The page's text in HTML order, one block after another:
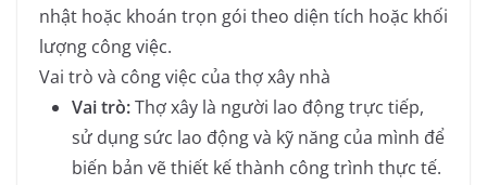
nhật hoặc khoán trọn gói theo diện tích hoặc khối
lượng công việc.
Vai trò và công việc của thợ xây nhà
Vai trò:Thợ xây là người lao động trực tiếp,
sử dụng sức lao động và kỹ năng của mình để
biến bản vẽ thiết kế thành công trình thực tế.